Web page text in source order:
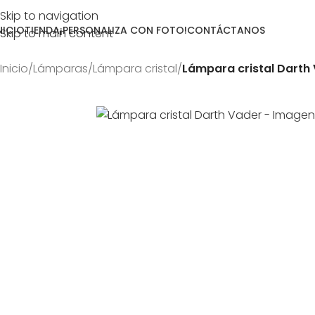
Skip to navigation
Skip to main content
TIENDA¡PERSONALIZA CON FOTO!CONTÁCTANOS
Inicio/Lámparas/Lámpara cristal/Lámpara cristal Darth